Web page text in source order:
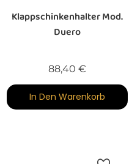
Klappschinkenhalter Mod.
Duero
88,40 €Preis
In Den Warenkorb